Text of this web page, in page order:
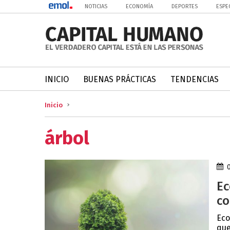
NOTICIAS ECONOMÍA DEPORTES
INICIO BUENAS PRÁCTICAS TENDENCIAS
Inicio
árbol